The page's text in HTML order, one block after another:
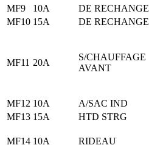
MF9
10A DE RECHANGE
MF10 15A DE RECHANGE
MF11 20A
S/CHAUFFAGE
AVANT
MF12 10A A/SAC IND
MF13 15A HTD STRG
MF14 10A RIDEAU